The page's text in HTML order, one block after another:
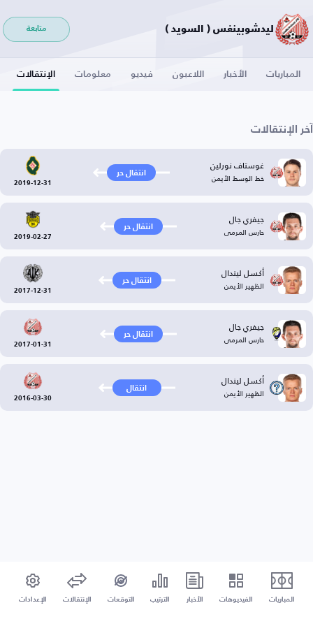
ليدشوبينغس ( السويد ) متابعة
المباريات الأخبار اللاعبون فيديو معلومات الإنتقالات
آخر الإنتقالات
غوستاف نورلين
خط الوسط الأيمن انتقال حر
2019-12-31
جيفري جال
حارس المرمى انتقال حر
2019-02-27
أكسل ليندال
الظهير الأيمن انتقال حر
2017-12-31
جيفري جال
حارس المرمى انتقال حر
2017-01-31
أكسل ليندال
الظهير الأيمن انتقال
2016-03-30
المباريات الفيديوهات الأخبار الترتيب التوقعات الإنتقالات الإعدادات